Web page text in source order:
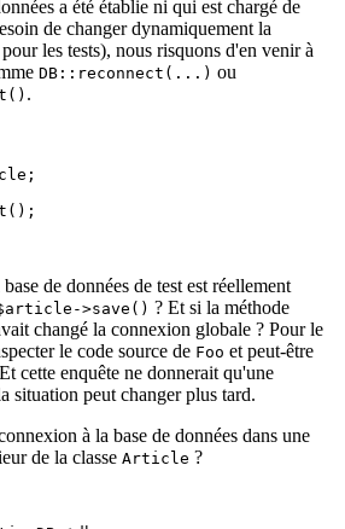
a été établie ni qui est chargé de
de changer dynamiquement la
les tests), nous risquons d'en venir à
DB::reconnect(...) ou
.
de données de test est réellement
>save() ? Et si la méthode
changé la connexion globale ? Pour le
le code source de Foo et peut-être
cette enquête ne donnerait qu'une
situation peut changer plus tard.
à la base de données dans une
de la classe Article ?